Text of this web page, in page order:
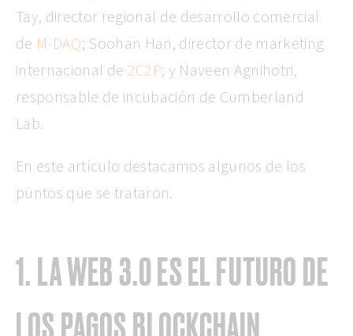
Tay, director regional de desarrollo comercial
de M-DAQ; Soohan Han, director de marketing
internacional de 2C2P; y Naveen Agnihotri,
responsable de incubación de Cumberland
Lab.
En este artículo destacamos algunos de los
puntos que se trataron.
1. LA WEB 3.0 ES EL FUTURO DE
LOS PAGOS BLOCKCHAIN